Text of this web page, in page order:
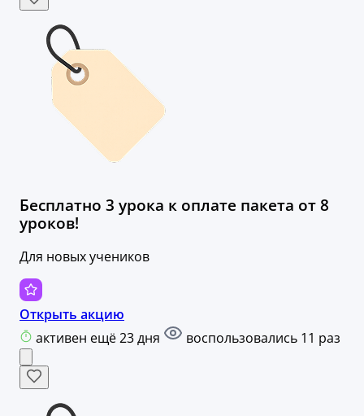
Бесплатно 3 урока к оплате пакета от 8
уроков!
Для новых учеников
Открыть акцию
активен ещё 23 дня
воспользовались 11 раз